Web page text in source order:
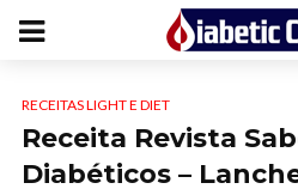
RECEITAS LIGHT E DIET
Receita Revista
Diabéticos –